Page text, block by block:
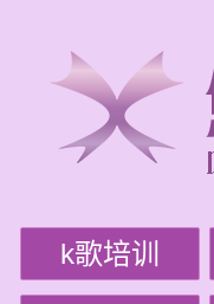
k歌培训